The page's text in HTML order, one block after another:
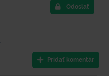
Odoslať
Pridať komentár